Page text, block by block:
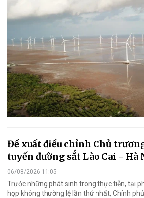
Đề xuất điều chỉnh Chủ
tuyến đường sắt Lào Cai - Hà
06/08/2026 11:05
Trước những phát sinh trong thực tiễn, tại
họp không thường lệ lần thứ nhất, Chính